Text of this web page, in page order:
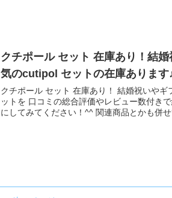
クチポール セット 在庫あり！結
気のcutipol セットの在庫あります
クチポール セット 在庫あり！ 結婚祝いやギ
ットを 口コミの総合評価やレビュー数付き
にしてみてください！^^ 関連商品とかも併